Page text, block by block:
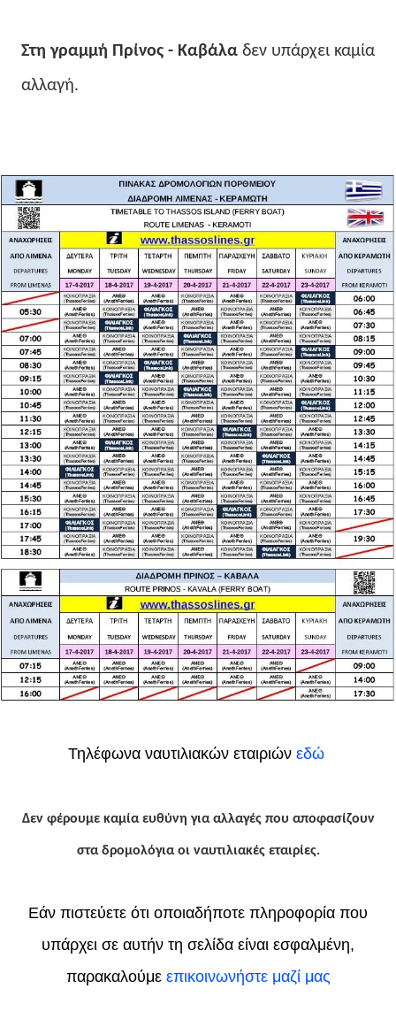
Στη γραμμή Πρίνος - Καβάλα δεν υπάρχει καμία
αλλαγή.
Τηλέφωνα ναυτιλιακών εταιριών εδώ
Δεν φέρουμε καμία ευθύνη για αλλαγές που αποφασίζουν
στα δρομολόγια οι ναυτιλιακές εταιρίες.
Εάν πιστεύετε ότι οποιαδήποτε πληροφορία που
υπάρχει σε αυτήν τη σελίδα είναι εσφαλμένη,
παρακαλούμε επικοινωνήστε μαζί μας